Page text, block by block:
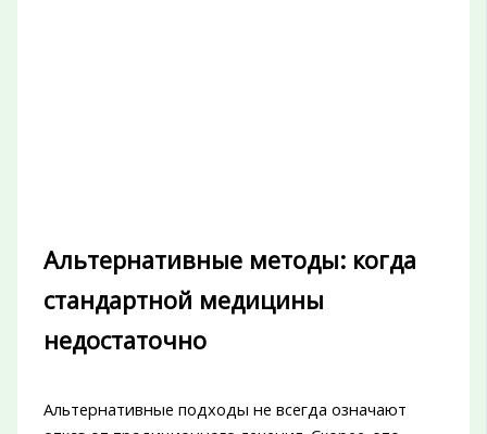
Альтернативные методы: когда
стандартной медицины
недостаточно
Альтернативные подходы не всегда означают